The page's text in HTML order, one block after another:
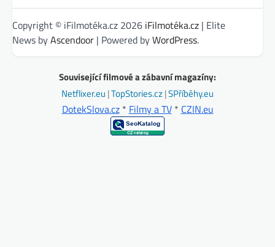
Copyright © iFilmotéka.cz 2026 iFilmotéka.cz | Elite
News byAscendoor | Powered byWordPress.
Související filmové a zábavní magazíny:
Netflixer.eu |TopStories.cz|SPříběhy.eu
DotekSlova.cz* Filmy a TV* CZIN.eu